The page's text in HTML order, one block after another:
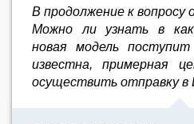
В продолжение к
Можно ли узнать в
новая модель
известна, примерная
осуществить отправку